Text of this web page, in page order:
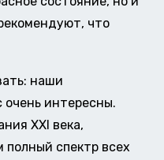
что
наши
интересны.
XXI века,
спектр всех